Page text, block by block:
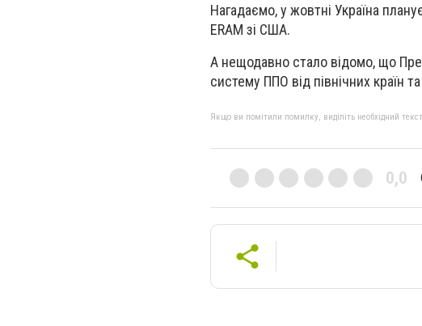
Нагадаємо, у жовтні Україна
ERAM зі США.
А нещодавно стало відомо, що
систему ППО від північних країн та
Якщо ви помітили помилку, виділіть необхідний
0,0